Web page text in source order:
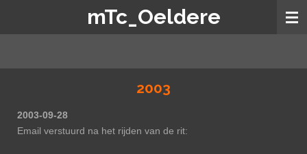
mTc_Oeldere
2003
2003-09-28
Email verstuurd na het rijden van de rit: